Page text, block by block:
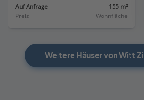
Auf Anfrage
Preis
155 m²
Wohnfläche
Weitere Häuser von Witt